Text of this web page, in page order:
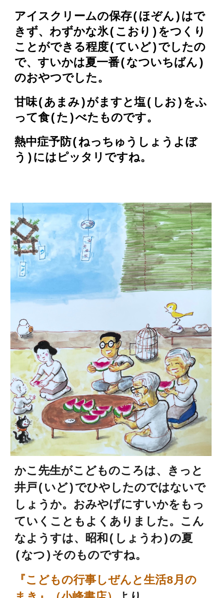
アイスクリームの保存(ほぞん)はで
きず、わずかな氷(こおり)をつくり
ことができる程度(ていど)でしたの
で、すいかは夏一番(なついちばん)
のおやつでした。
甘味(あまみ)がますと塩(しお)をふ
って食(た)べたものです。
熱中症予防(ねっちゅうしょうよぼ
う)にはピッタリですね。
かこ先生がこどものころは、きっ と
井戸(いど)でひやしたのではないで
しょうか。おみやげにすいかをもっ
ていくこともよくありました。こん
なようすは、昭和(しょうわ)の夏
(なつ)そのものですね。
『こどもの行事しぜんと生活8月の